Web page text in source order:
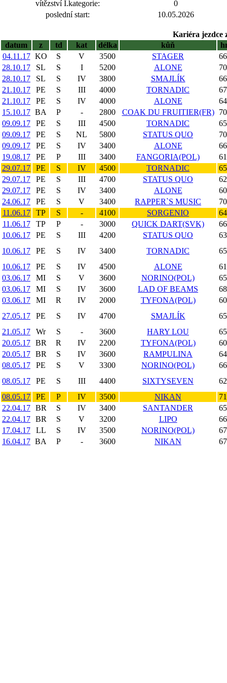
vítězství I.kategorie:
0
poslední start:
10.05.2026
Kariéra jezdce
datum
z td kat délka kůň
04.11.17 KO S V 3500 STAGER
28.10.17
SL S I 5200 ALONE
28.10.17
SL S IV 3800 SMAJLÍK
21.10.17
PE S III 4000 TORNADIC
21.10.17
PE S IV 4000 ALONE
15.10.17 BA P - 2800 COAK DU FRUITIER(FR)
09.09.17
PE S III 4500 TORNADIC
09.09.17
PE S NL 5800 STATUS QUO
09.09.17
PE S IV 3400 ALONE
19.08.17
PE P III 3400 FANGORIA(POL)
29.07.17
PE S IV 4500 TORNADIC
29.07.17
PE S III 4700 STATUS QUO
29.07.17
PE S IV 3400 ALONE
24.06.17
PE S V 3400 RAPPER`S MUSIC
11.06.17
TP S - 4100 SORGENIO
11.06.17
TP P - 3000 QUICK DART(SVK)
10.06.17
PE S III 4200 STATUS QUO
10.06.17
PE S IV 3400 TORNADIC
10.06.17
PE S IV 4500 ALONE
03.06.17
MI S V 3600 NORINO(POL)
03.06.17
MI S IV 3600 LAD OF BEAMS
03.06.17
MI R IV 2000 TYFONA(POL)
27.05.17
PE S IV 4700 SMAJLÍK
21.05.17
Wr S - 3600 HARY LOU
20.05.17 BR R IV 2200 TYFONA(POL)
20.05.17 BR S IV 3600 RAMPULINA
08.05.17
PE S V 3300 NORINO(POL)
08.05.17
PE S III 4400 SIXTYSEVEN
08.05.17
PE P IV 3500 NIKAN
22.04.17 BR S IV 3400 SANTANDER
22.04.17 BR S V 3200 LIPO
17.04.17
LL S IV 3500 NORINO(POL)
16.04.17 BA P - 3600 NIKAN